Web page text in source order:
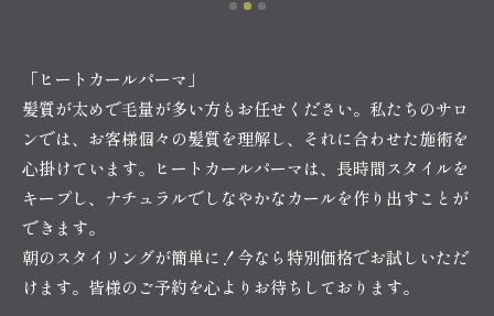
「ヒートカールパーマ」
髪質が太めで毛量が多い方もお任せください。私たちのサロ
ンでは、お客様個々の髪質を理解し、それに合わせた施術を
心掛けています。ヒートカールパーマは、長時間スタイルを
キープし、ナチュラルでしなやかなカールを作り出すことが
できます。
朝のスタイリングが簡単に！今なら特別価格でお試しいただ
けます。皆様のご予約を心よりお待ちしております。